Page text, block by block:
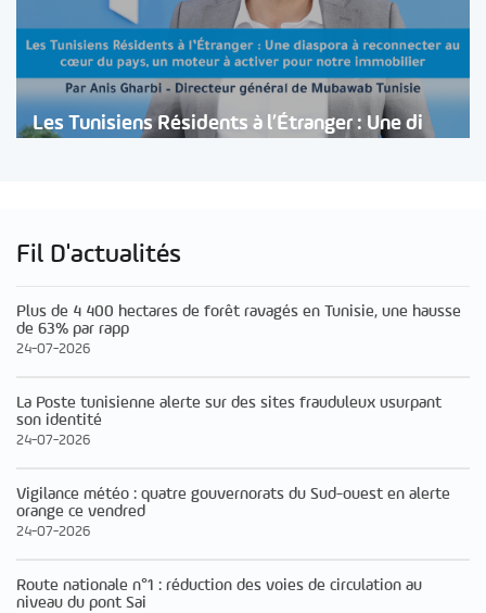
Les Tunisiens Résidents à l’Étranger : Une di
Fil D'actualités
Plus de 4 400 hectares de forêt ravagés en Tunisie, une hausse
de 63% par rapp
24-07-2026
La Poste tunisienne alerte sur des sites frauduleux usurpant
son identité
24-07-2026
Vigilance météo : quatre gouvernorats du Sud-ouest en alerte
orange ce vendred
24-07-2026
Route nationale n°1 : réduction des voies de circulation au
niveau du pont Sai